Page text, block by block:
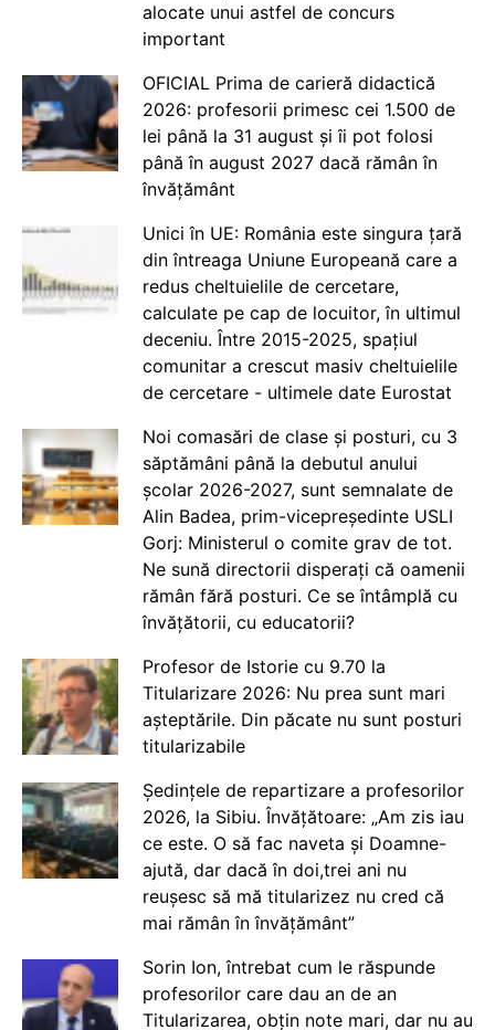
alocate unui astfel de concurs
important
OFICIAL Prima de carieră didactică
2026: profesorii primesc cei 1.500 de
lei până la 31 august și îi pot folosi
până în august 2027 dacă rămân în
învățământ
Unici în UE: România este singura țară
din întreaga Uniune Europeană care a
redus cheltuielile de cercetare,
calculate pe cap de locuitor, în ultimul
deceniu. Între 2015-2025, spațiul
comunitar a crescut masiv cheltuielile
de cercetare - ultimele date Eurostat
Noi comasări de clase și posturi, cu 3
săptămâni până la debutul anului
școlar 2026-2027, sunt semnalate de
Alin Badea, prim-vicepreședinte USLI
Gorj: Ministerul o comite grav de tot.
Ne sună directorii disperați că oamenii
rămân fără posturi. Ce se întâmplă cu
învățătorii, cu educatorii?
Profesor de Istorie cu 9.70 la
Titularizare 2026: Nu prea sunt mari
așteptările. Din păcate nu sunt posturi
titularizabile
Ședințele de repartizare a profesorilor
2026, la Sibiu. Învățătoare: „Am zis iau
ce este. O să fac naveta și Doamne-
ajută, dar dacă în doi,trei ani nu
reușesc să mă titularizez nu cred că
mai rămân în învățământ”
Sorin Ion, întrebat cum le răspunde
profesorilor care dau an de an
Titularizarea, obțin note mari, dar nu au